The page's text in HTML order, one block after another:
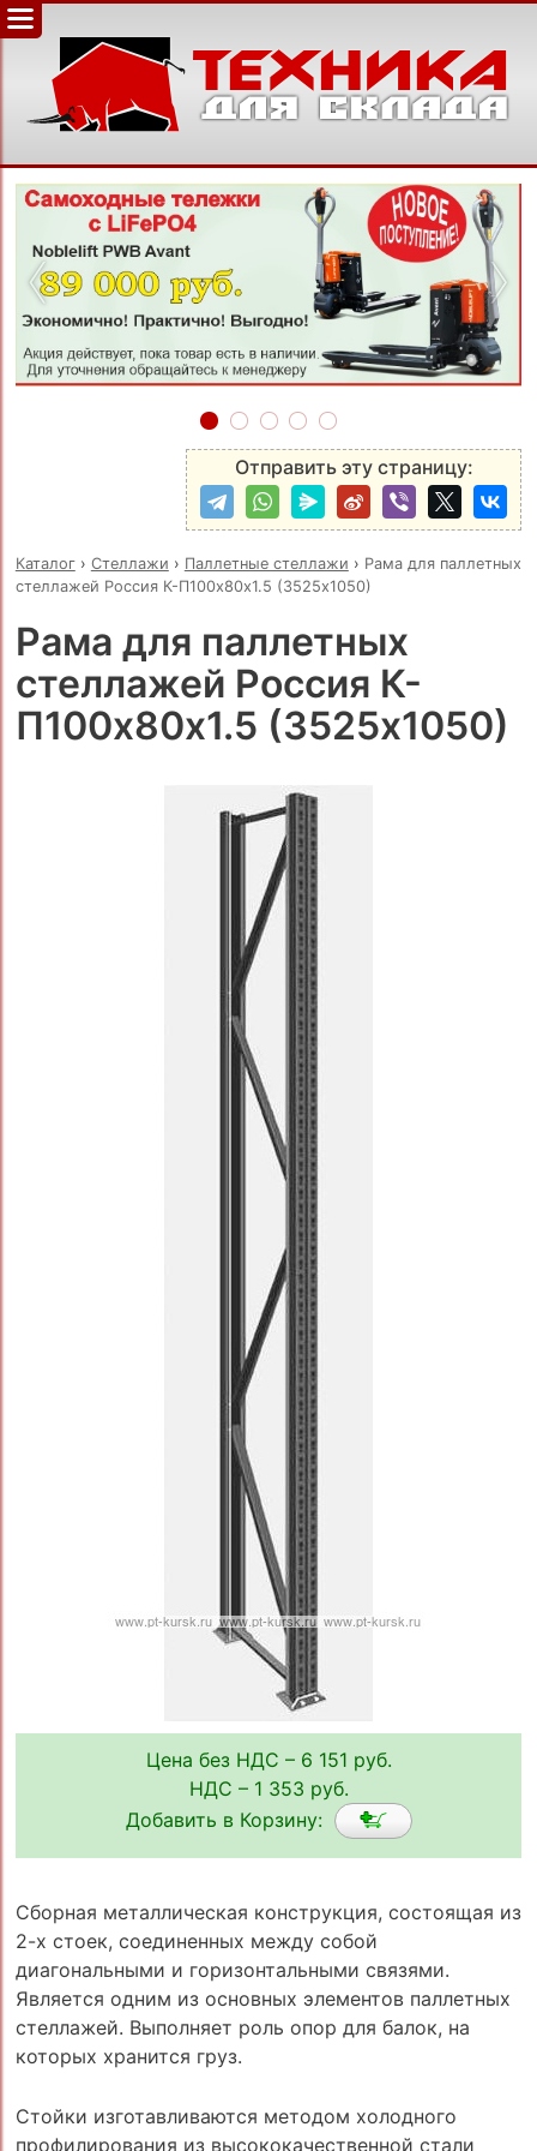
‹ ›
Отправить эту страницу:
Каталог› Стеллажи › Паллетные стеллажи › Рама для паллетных
стеллажей Россия К-П100х80х1.5 (3525х1050)
Рама для паллетных
стеллажей Россия К-
П100х80х1.5 (3525х1050)
Цена без НДС – 6 151 руб.
НДС – 1 353 руб.
Добавить в Корзину:
Сборная металлическая конструкция, состоящая из
2-х стоек, соединенных между собой
диагональными и горизонтальными связями.
Является одним из основных элементов паллетных
стеллажей. Выполняет роль опор для балок, на
которых хранится груз.
Стойки изготавливаются методом холодного
профилирования из высококачественной стали